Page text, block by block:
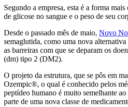
Segundo a empresa, esta é a forma
de glicose no sangue e o peso de seu
Desde o passado mês de maio, Novo
semaglutida, como uma nova alternativa
as barreiras com que se deparam os
(dm) tipo 2 (DM2).
O projeto da estrutura, que se pôs em
Ozempic®, o qual é conhecido pelos
peptídeo humano é muito semelhante
parte de uma nova classe de